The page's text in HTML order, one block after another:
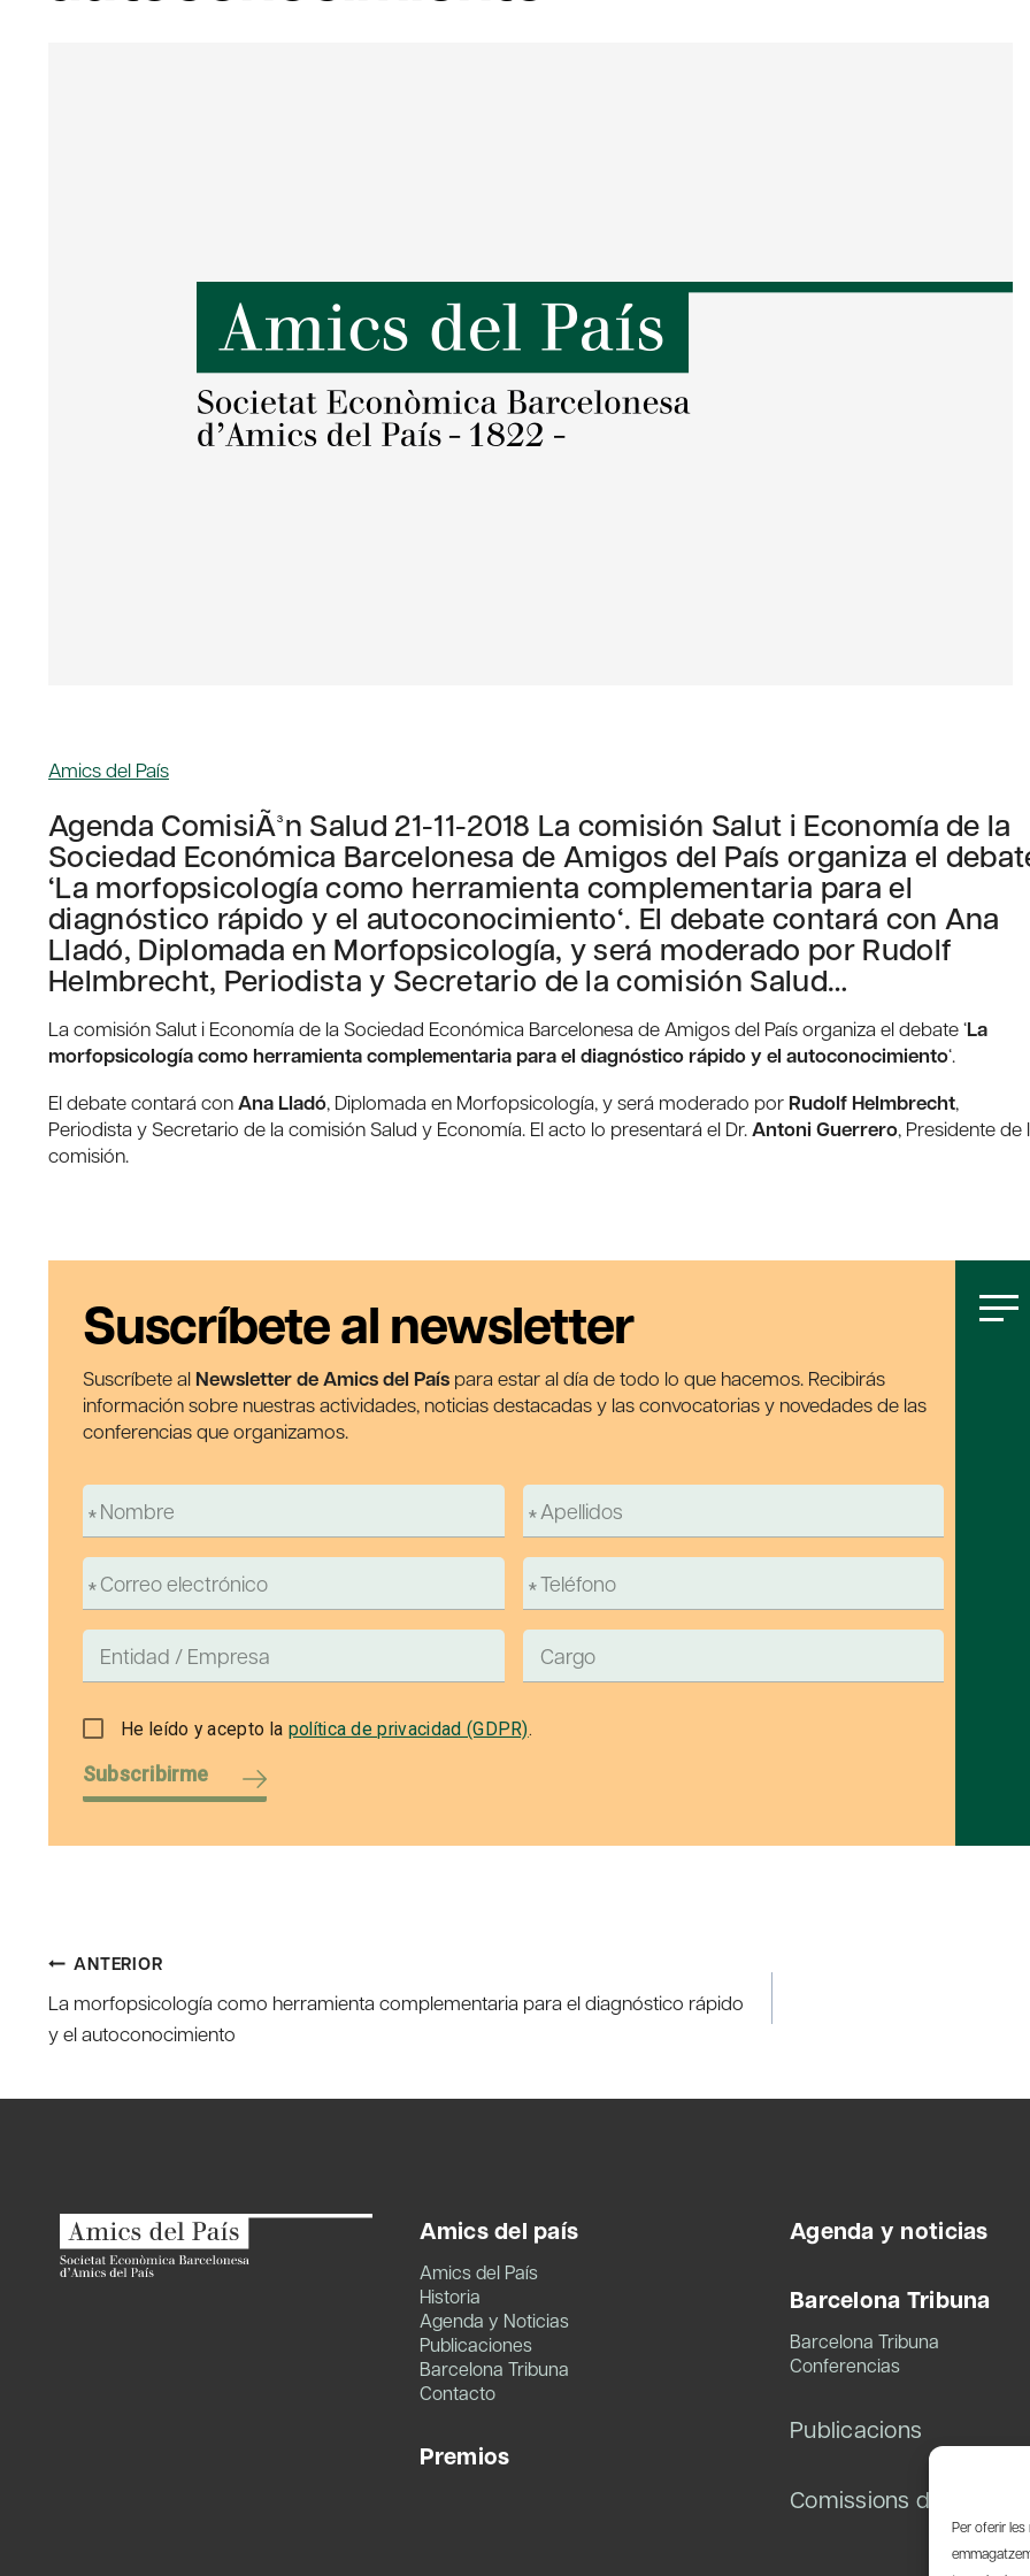
Per oferir
Amics del País
Agenda ComisiÃ³n Salud 21-11-2018 La comisión Salut i Economía de la
Sociedad Económica Barcelonesa de Amigos del País organiza el
‘La morfopsicología como herramienta complementaria para el
diagnóstico rápido y el autoconocimiento‘. El debate contará con Ana
Lladó, Diplomada en Morfopsicología, y será moderado por Rudolf
Helmbrecht, Periodista y Secretario de la comisión Salud…
La comisión Salut i Economía de la Sociedad Económica Barcelonesa de Amigos del País organiza el debate ‘La
morfopsicología como herramienta complementaria para el diagnóstico rápido y el autoconocimiento‘.
El debate contará conAna Lladó, Diplomada en Morfopsicología, y será moderado por Rudolf Helmbrecht,
Periodista y Secretario de la comisión Salud y Economía. El acto lo presentará el Dr.Antoni Guerrero, Presidente de
comisión.
Suscríbete al newsletter
Suscríbete al Newsletter de Amics del País para estar al día de todo lo que hacemos. Recibirás
información sobre nuestras actividades, noticias destacadas y las convocatorias y novedades de las
conferencias que organizamos.
He leído y acepto la política de privacidad (GDPR).
Subscribirme
Navegación
de
entradas
ANTERIOR
La morfopsicología como herramienta complementaria para el diagnóstico rápido
y el autoconocimiento
Amics del país
Amics del País
Historia
Agenda y Noticias
Publicaciones
Barcelona Tribuna
Contacto
Premios
Agenda y noticias
Barcelona Tribuna
Barcelona Tribuna
Conferencias
Publicacions
Comissions de treball